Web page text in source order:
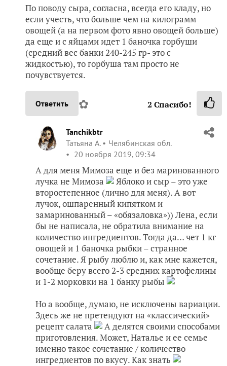
По поводу сыра, согласна, всегда его кладу, но
если учесть, что больше чем на килограмм
овощей (а на первом фото явно овощей больше)
да еще и с яйцами идет 1 баночка горбуши
(средний вес банки 240-245 гр- это с
жидкостью), то горбуша там просто не
почувствуется.
Ответить ✿ 2 Спасибо!
Tanchikbtr
Татьяна А.
Челябинская обл.
20 ноября 2019, 09:34
А для меня Мимоза еще и без маринованного
лучка не Мимоза
Яблоко и сыр – это уже
второстепенное (лично для меня). А вот
лучок, ошпаренный кипятком и
замаринованный – «обязаловка»)) Лена, если
бы не написала, не обратила внимание на
количество ингредиентов. Тогда да… чет 1 кг
овощей и 1 баночка рыбки – странное
сочетание. Я рыбу люблю и, как мне кажется,
вообще беру всего 2-3 средних картофелины
и 1-2 морковки на 1 банку рыбы
Но а вообще, думаю, не исключены вариации.
Здесь же не претендуют на «классический»
рецепт салата
А делятся своими способами
приготовления. Может, Наталье и ее семье
именно такое сочетание / количество
ингредиентов по вкусу. Как знать